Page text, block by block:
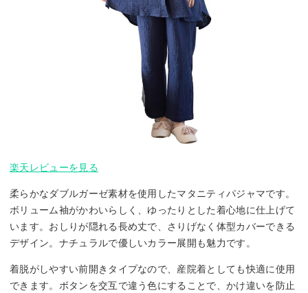
楽天レビューを見る
柔らかなダブルガーゼ素材を使用したマタニティパジャマです。
ボリューム袖がかわいらしく、ゆったりとした着心地に仕上げて
います。おしりが隠れる長め丈で、さりげなく体型カバーできる
デザイン。ナチュラルで優しいカラー展開も魅力です。
着脱がしやすい前開きタイプなので、産院着としても快適に使用
できます。ボタンを交互で違う色にすることで、かけ違いを防止